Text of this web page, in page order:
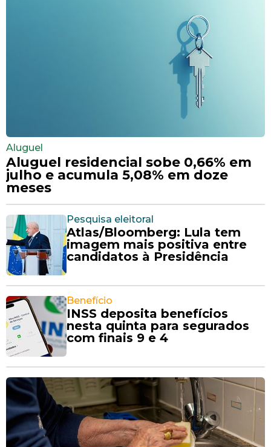
Aluguel
Aluguel residencial sobe 0,66% em
julho e acumula 5,08% em doze
meses
Pesquisa eleitoral
Atlas/Bloomberg: Lula tem
imagem mais positiva entre
candidatos à Presidência
Benefício
INSS deposita benefícios
nesta quinta para segurados
com finais 9 e 4